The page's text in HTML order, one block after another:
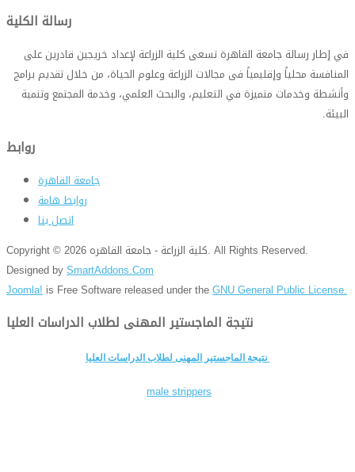
في إطار رسالة جامعة القاهرة تسعى كلية الزراعة لإعداد خريجين قادرين على
المنافسة محلياً وإقليمياً فى مجالات الزراعة وعلوم الحياة، من خلال تقديم برامج
وأنشطة وخدمات متميزة في التعليم، والبحث العلمي، وخدمة المجتمع وتنمية
البيئة.
روابط
جامعة القاهرة
روابط هامة
اتصل بنا
Copyright © 2026 كلية الزراعة - جامعة القاهره. All Rights Reserved.
Designed bySmartAddons.Com
Joomla! is Free Software released under theGNU General Public License.
نتيجة الماجستير المهنى لطلاب الدراسات العليا
male strippers